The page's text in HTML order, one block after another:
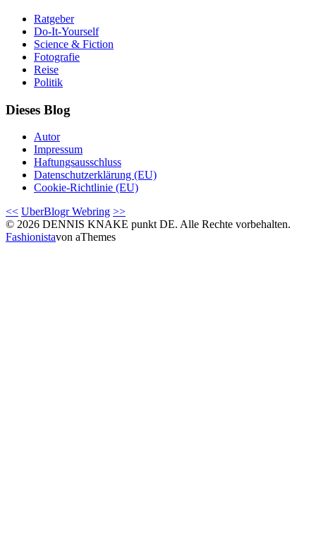
Ratgeber
Do-It-Yourself
Science & Fiction
Fotografie
Reise
Politik
Dieses Blog
Autor
Impressum
Haftungsausschluss
Datenschutzerklärung (EU)
Cookie-Richtlinie (EU)
<< UberBlogr Webring >>
© 2026 DENNIS KNAKE punkt DE. Alle Rechte vorbehalten.
Fashionistavon aThemes